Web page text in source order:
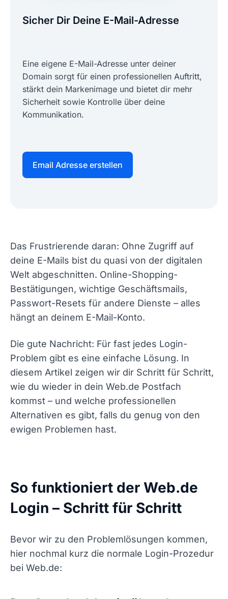
Sicher Dir Deine E-Mail-Adresse
Eine eigene E-Mail-Adresse unter deiner
Domain sorgt für einen professionellen Auftritt,
stärkt dein Markenimage und bietet dir mehr
Sicherheit sowie Kontrolle über deine
Kommunikation.
Email Adresse erstellen
Das Frustrierende daran: Ohne Zugriff auf
deine E-Mails bist du quasi von der digitalen
Welt abgeschnitten. Online-Shopping-
Bestätigungen, wichtige Geschäftsmails,
Passwort-Resets für andere Dienste – alles
hängt an deinem E-Mail-Konto.
Die gute Nachricht: Für fast jedes Login-
Problem gibt es eine einfache Lösung. In
diesem Artikel zeigen wir dir Schritt für Schritt,
wie du wieder in dein Web.de Postfach
kommst – und welche professionellen
Alternativen es gibt, falls du genug von den
ewigen Problemen hast.
So funktioniert der Web.de
Login – Schritt für Schritt
Bevor wir zu den Problemlösungen kommen,
hier nochmal kurz die normale Login-Prozedur
bei Web.de: